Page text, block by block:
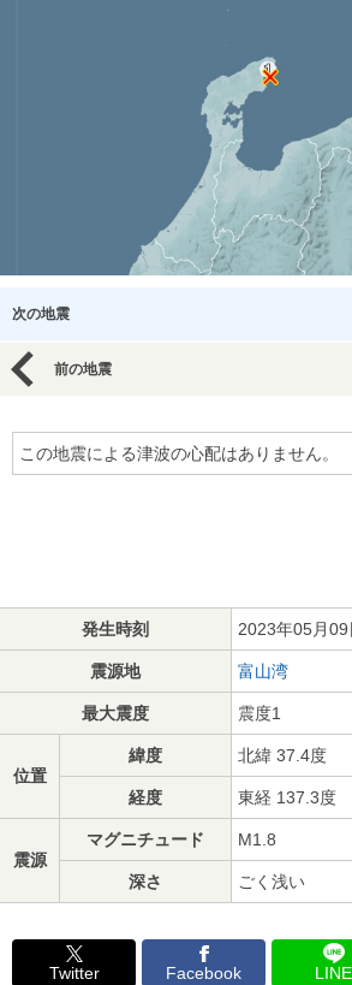
次の地震
前の地震
この地震による津波の心配はありません。
発生時刻 2023年05月
震源地 富山湾
最大震度 震度1
位置
緯度 北緯 37.4度
経度 東経 137.3度
震源
マグニチュード M1.8
深さ ごく浅い
Twitter Facebook LINE